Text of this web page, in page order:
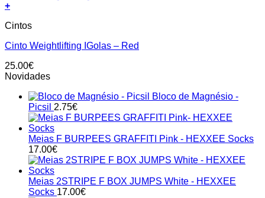
+
product
multiple
The
options
chosen
product
Cintos
Cinto Weightlifting IGolas – Red
25.00€
Novidades
Bloco de Magnésio -
Picsil 2.75€
Meias F BURPEES GRAFFITI Pink - HEXXEE Socks
17.00€
Meias 2STRIPE F BOX JUMPS White - HEXXEE
Socks 17.00€